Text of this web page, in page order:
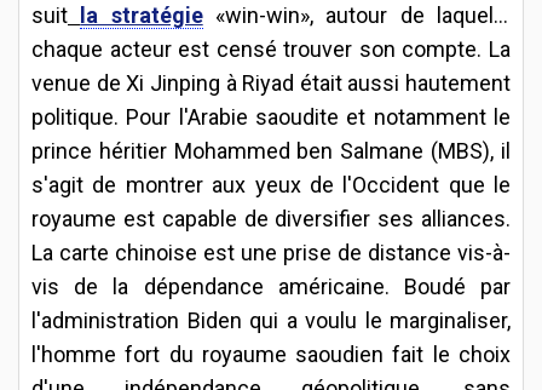
suit la stratégie«win-win», autour de laquelle
chaque acteur est censé trouver son compte. La
venue de Xi Jinping à Riyad était aussi hautement
politique. Pour l'Arabie saoudite et notamment le
prince héritier Mohammed ben Salmane (MBS), il
s'agit de montrer aux yeux de l'Occident que le
royaume est capable de diversifier ses alliances.
La carte chinoise est une prise de distance vis-à-
vis de la dépendance américaine. Boudé par
l'administration Biden qui a voulu le marginaliser,
l'homme fort du royaume saoudien fait le choix